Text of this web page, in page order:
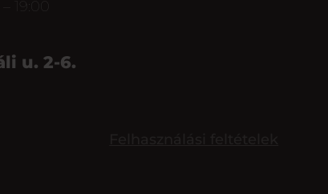
19:00
u. 2-6.